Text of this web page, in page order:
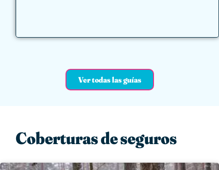
Ver todas las guías
Coberturas de seguros